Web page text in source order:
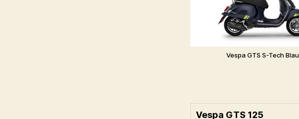
Vespa GTS S-Tech Blau
Vespa GTS 125